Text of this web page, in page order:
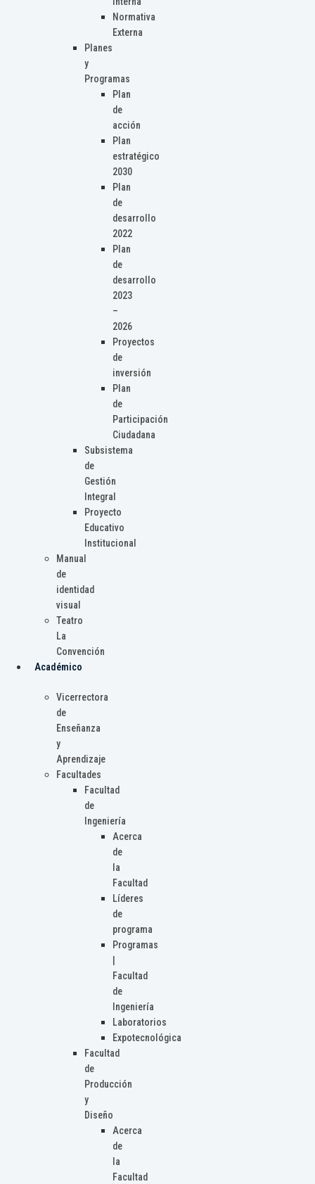
Normativa
Externa
Planes
y
Programas
Plan
de
acción
Plan
estratégico
2030
Plan
de
desarrollo
2022
Plan
de
desarrollo
2023
–
2026
Proyectos
de
inversión
Plan
de
Participación
Ciudadana
Subsistema
de
Gestión
Integral
Proyecto
Educativo
Institucional
Manual
de
identidad
visual
Teatro
La
Convención
Académico
Vicerrectora
de
Enseñanza
y
Aprendizaje
Facultades
Facultad
de
Ingeniería
Acerca
de
la
Facultad
Líderes
de
programa
Programas
Facultad
de
Ingeniería
Laboratorios
Expotecnológica
Facultad
de
Producción
y
Diseño
Acerca
de
la
Facultad